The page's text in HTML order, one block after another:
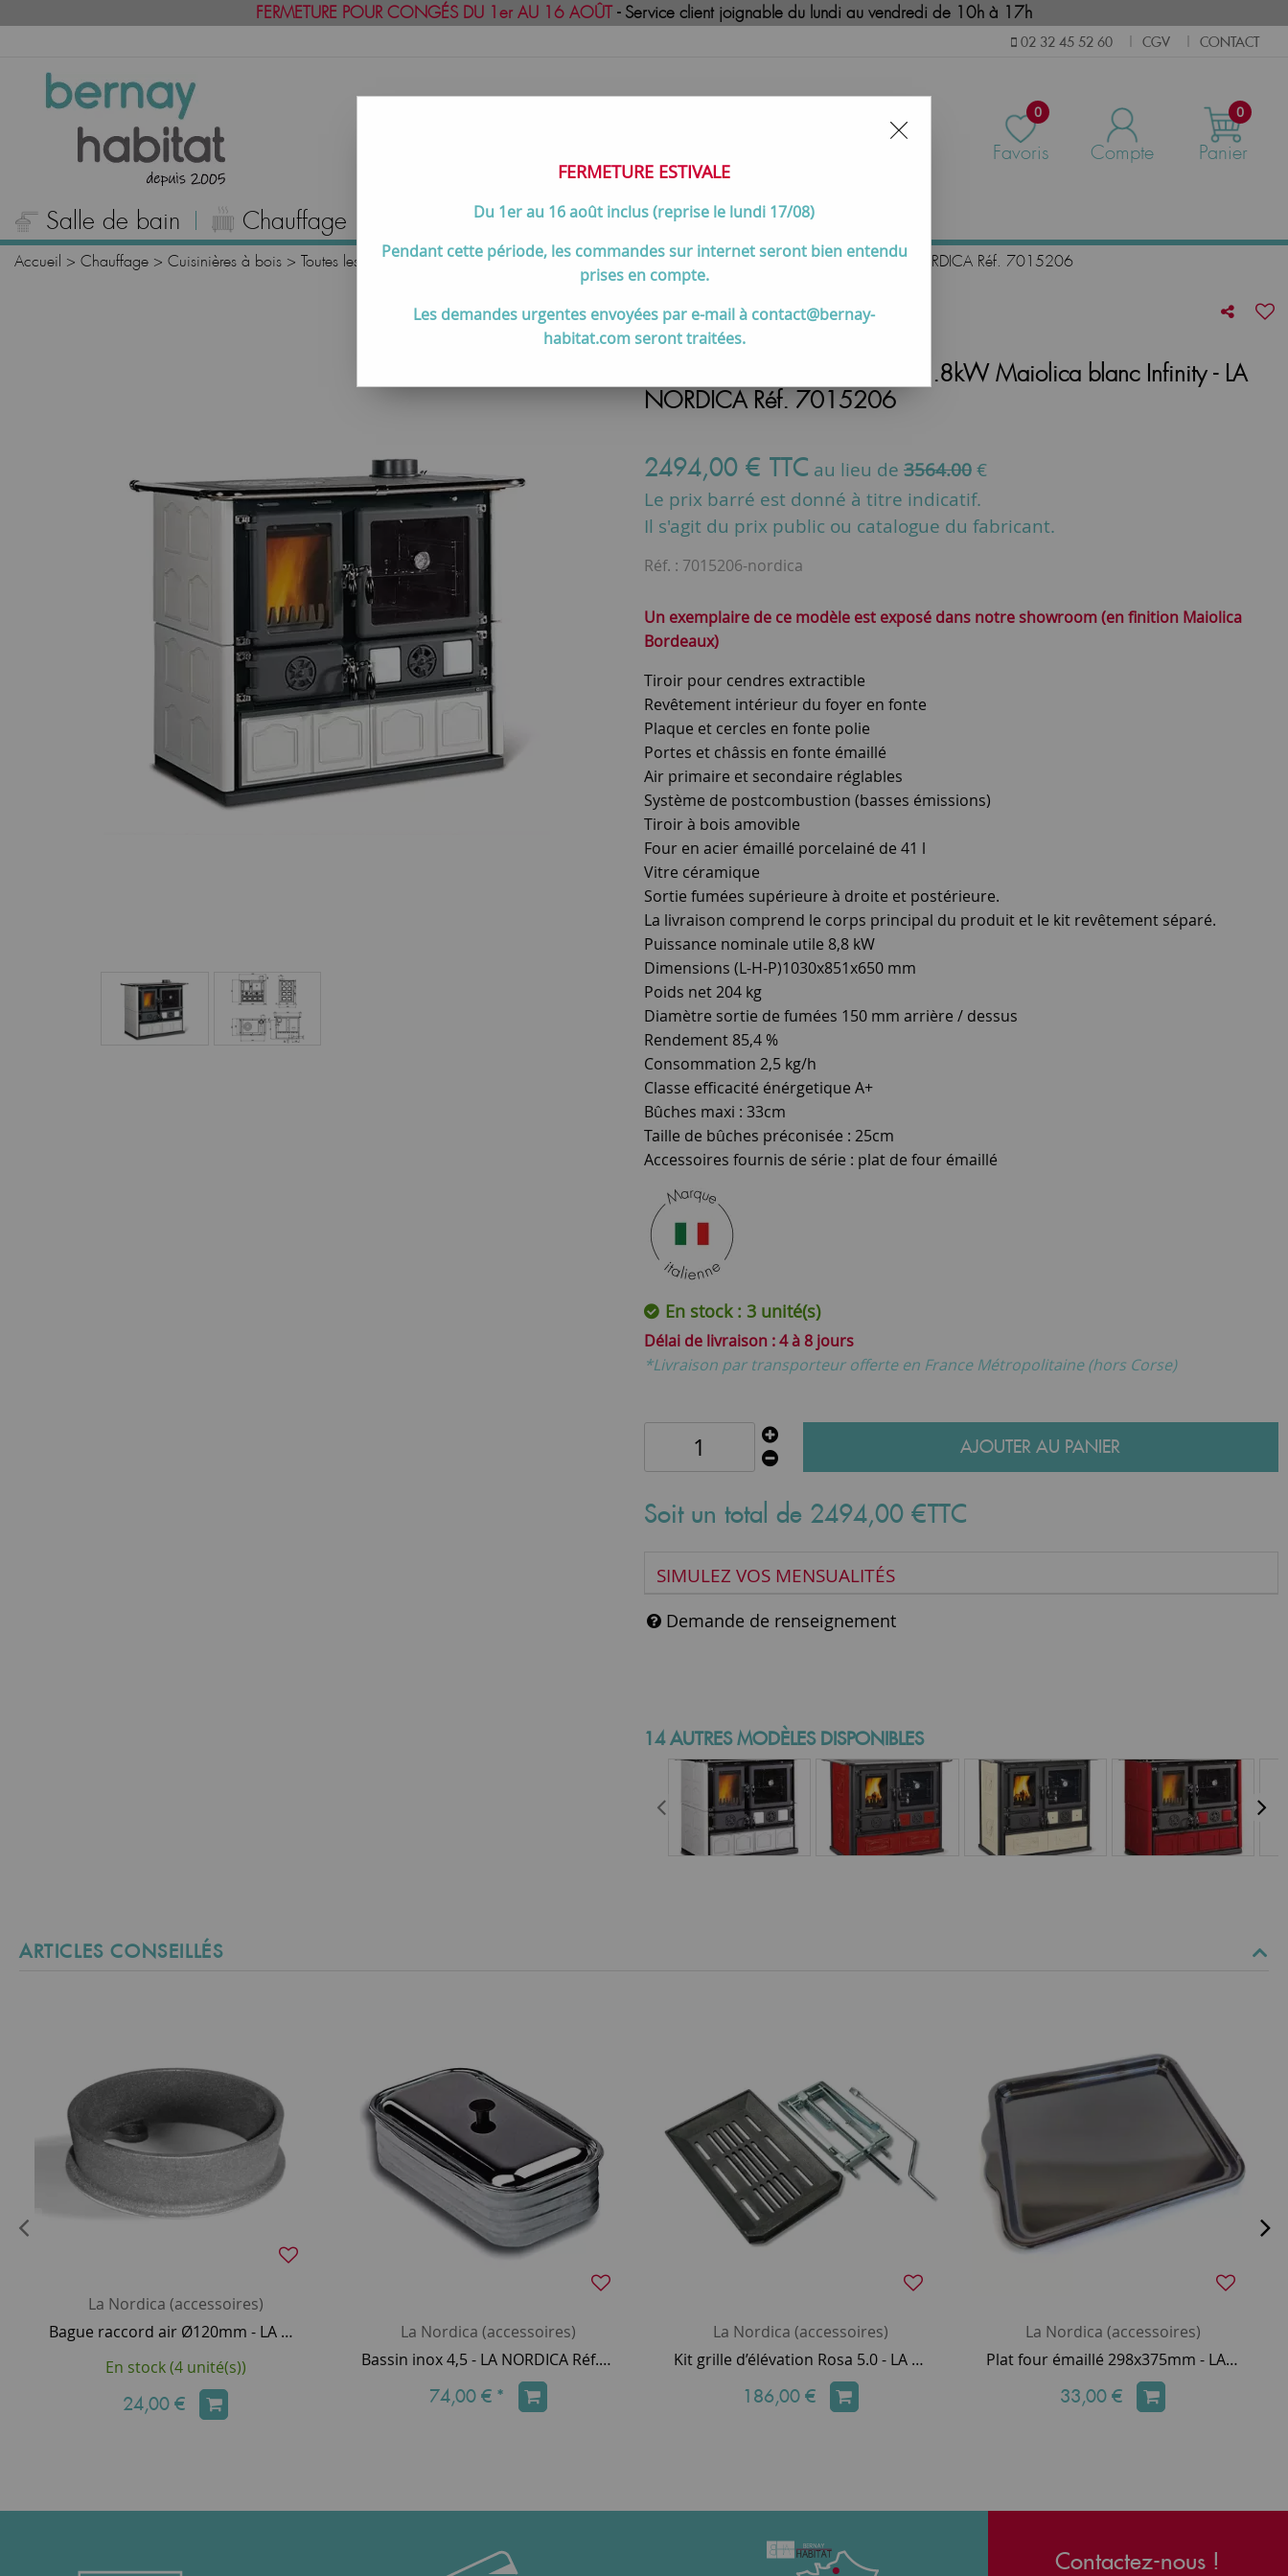
FERMETURE POUR CONGÉS DU 1er AU 16 AOÛT- Service client joignable du lundi au vendredi de 10h à 17h
02 32 45 52 60 CGV CONTACT
0
Favoris Compte
0
Panier
Salle de bain Chauffage Cuisson Meilleures ventes Contactez-nous
Accueil > Chauffage > Cuisinières à bois > Toutes les cuisinières à bois >Cuisinière à bois ROSA 5.0 8.8kW Maiolica blanc Infinity - LA NORDICA Réf. 7015206
Cuisinière à bois ROSA 5.0 8.8kW Maiolica blanc Infinity - LA
NORDICA Réf. 7015206
2494,00 € TTC au lieu de 3564.00€
Le prix barré est donné à titre indicatif.
Il s'agit du prix public ou catalogue du fabricant.
Réf. : 7015206-nordica
Un exemplaire de ce modèle est exposé dans notre showroom (en finition Maiolica
Bordeaux)
Tiroir pour cendres extractible
Revêtement intérieur du foyer en fonte
Plaque et cercles en fonte polie
Portes et châssis en fonte émaillé
Air primaire et secondaire réglables
Système de postcombustion (basses émissions)
Tiroir à bois amovible
Four en acier émaillé porcelainé de 41 l
Vitre céramique
Sortie fumées supérieure à droite et postérieure.
La livraison comprend le corps principal du produit et le kit revêtement séparé.
Puissance nominale utile 8,8 kW
Dimensions (L-H-P)1030x851x650 mm
Poids net 204 kg
Diamètre sortie de fumées 150 mm arrière / dessus
Rendement 85,4 %
Consommation 2,5 kg/h
Classe efficacité énérgetique A+
Bûches maxi : 33cm
Taille de bûches préconisée : 25cm
Accessoires fournis de série : plat de four émaillé
En stock : 3 unité(s)
4 à 8 jours
*Livraison par transporteur offerte en France Métropolitaine (hors Corse)
AJOUTER AU PANIER
Soit un total de 2494,00 €TTC
SIMULEZ VOS MENSUALITÉS
Demande de renseignement
14 AUTRES MODÈLES DISPONIBLES
ARTICLES CONSEILLÉS
La Nordica (accessoires)
Bague raccord air Ø120mm - LA NORDICA Réf. 1130100
En stock (4 unité(s))
24,00 €
La Nordica (accessoires)
Bassin inox 4,5 - LA NORDICA Réf. 1014950
74,00 € *
La Nordica (accessoires)
Kit grille d’élévation Rosa 5.0 - LA NORDICA Réf. 1035402
186,00 €
La Nordica (accessoires)
Plat four émaillé 298x375mm - LA NORDICA Réf. 1014024
33,00 €
Contactez-nous !
FERMETURE ESTIVALE
Du 1er au 16 août inclus (reprise le lundi 17/08)
Pendant cette période, les commandes sur internet seront bien entendu
prises en compte.
Les demandes urgentes envoyées par e-mail à contact@bernay-
habitat.com seront traitées.